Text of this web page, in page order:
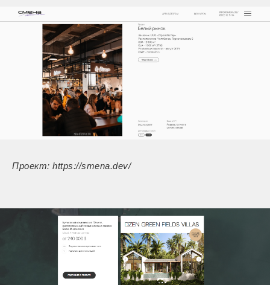
Проект: https://smena.dev/